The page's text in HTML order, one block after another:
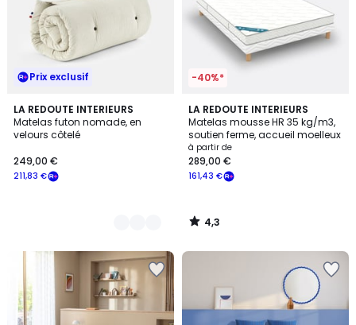
Prix exclusif
LA REDOUTE INTERIEURS
Matelas futon nomade, en
velours côtelé
211,83 €
249,00 €
3
Couleurs
-40%*
LA REDOUTE INTERIEURS
Matelas mousse HR 35 kg/m3,
soutien ferme, accueil moelleux
à partir de
161,43 €
289,00 €
4,3
/ 5
4,3
/